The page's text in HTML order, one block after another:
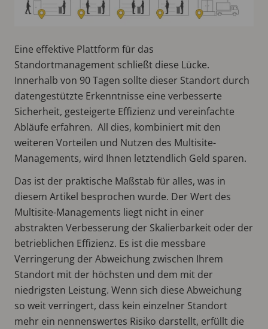
Eine effektive Plattform für das
Standortmanagement schließt diese Lücke.
Innerhalb von 90 Tagen sollte dieser Standort durch
datengestützte Erkenntnisse eine verbesserte
Sicherheit, gesteigerte Effizienz und vereinfachte
Abläufe erfahren. All dies, kombiniert mit den
weiteren Vorteilen und Nutzen des Multisite-
Managements, wird Ihnen letztendlich Geld sparen.
Das ist der praktische Maßstab für alles, was in
diesem Artikel besprochen wurde. Der Wert des
Multisite-Managements liegt nicht in einer
abstrakten Verbesserung der Skalierbarkeit oder der
betrieblichen Effizienz. Es ist die messbare
Verringerung der Abweichung zwischen Ihrem
Standort mit der höchsten und dem mit der
niedrigsten Leistung. Wenn sich diese Abweichung
so weit verringert, dass kein einzelner Standort
mehr ein nennenswertes Risiko darstellt, erfüllt die